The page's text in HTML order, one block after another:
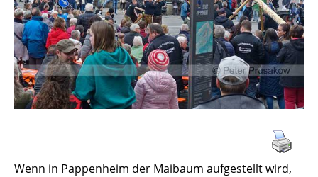
Wenn in Pappenheim der Maibaum aufgestellt wird,